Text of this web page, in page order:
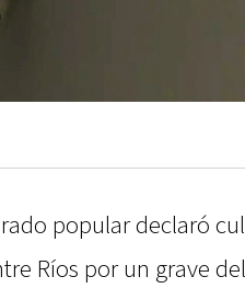
popular declaró
Ríos por un grave